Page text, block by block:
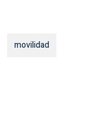
movilidad